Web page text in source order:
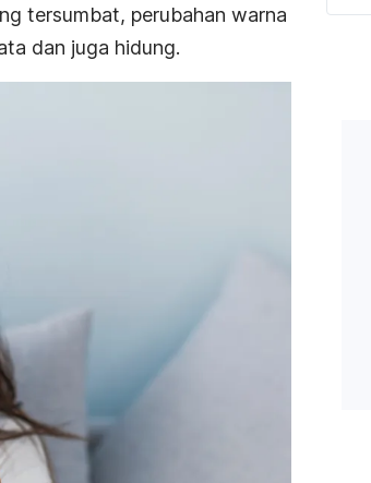
tersumbat, perubahan warna
dan juga hidung.